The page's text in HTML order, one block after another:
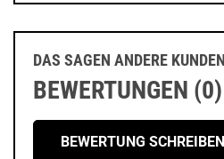
DAS SAGEN ANDERE KUNDEN
BEWERTUNGEN (0)
BEWERTUNG SCHREIBEN